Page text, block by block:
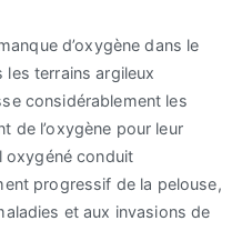
d’oxygène dans le
terrains argileux
considérablement les
de l’oxygène pour leur
oxygéné conduit
progressif de la pelouse,
et aux invasions de